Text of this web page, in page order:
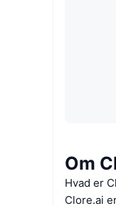
Om
Hvad er
Clore.ai